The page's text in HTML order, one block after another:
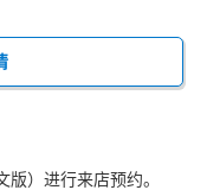
）进行来店预约。